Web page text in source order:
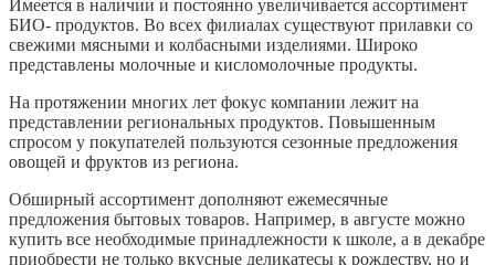
Имеется в наличии и постоянно увеличивается ассортимент
БИО- продуктов. Во всех филиалах существуют прилавки со
свежими мясными и колбасными изделиями. Широко
представлены молочные и кисломолочные продукты.
На протяжении многих лет фокус компании лежит на
представлении региональных продуктов. Повышенным
спросом у покупателей пользуются сезонные предложения
овощей и фруктов из региона.
Обширный ассортимент дополняют ежемесячные
предложения бытовых товаров. Например, в августе можно
купить все необходимые принадлежности к школе, а в декабре
приобрести не только вкусные деликатесы к рождеству, но и